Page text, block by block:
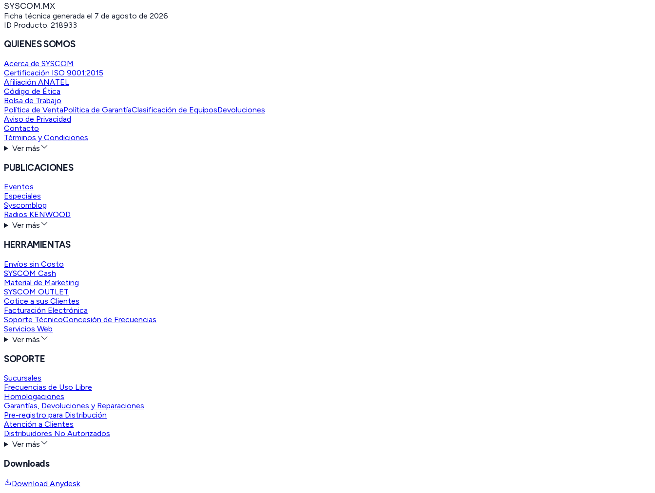
SYSCOM.MX
Ficha técnica generada el 7 de agosto de 2026
ID Producto: 218933
QUIENES SOMOS
Acerca de SYSCOM
Certificación ISO 9001:2015
Afiliación ANATEL
Código de Ética
Bolsa de Trabajo
Política de VentaPolítica de GarantíaClasificación de EquiposDevoluciones
Aviso de Privacidad
Contacto
Términos y Condiciones
Ver más
PUBLICACIONES
Eventos
Especiales
Syscomblog
Radios KENWOOD
Ver más
HERRAMIENTAS
Envíos sin Costo
SYSCOM Cash
Material de Marketing
SYSCOM OUTLET
Cotice a sus Clientes
Facturación Electrónica
Soporte TécnicoConcesión de Frecuencias
Servicios Web
Ver más
SOPORTE
Sucursales
Frecuencias de Uso Libre
Homologaciones
Garantías, Devoluciones y Reparaciones
Pre-registro para Distribución
Atención a Clientes
Distribuidores No Autorizados
Ver más
Downloads
Download Anydesk